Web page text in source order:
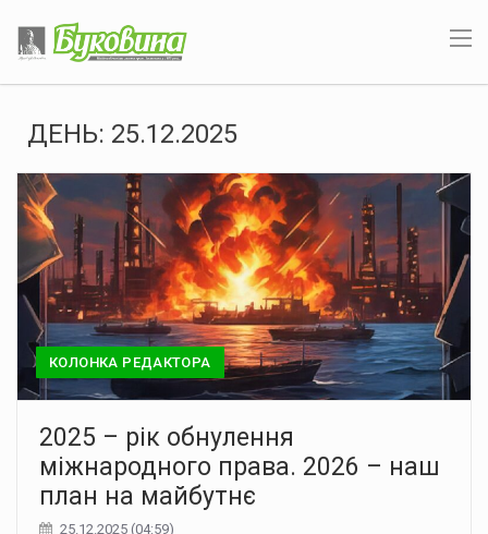
ДЕНЬ: 25.12.2025
КОЛОНКА РЕДАКТОРА
2025 – рік обнулення
міжнародного права. 2026 – наш
план на майбутнє
25.12.2025 (04:59)